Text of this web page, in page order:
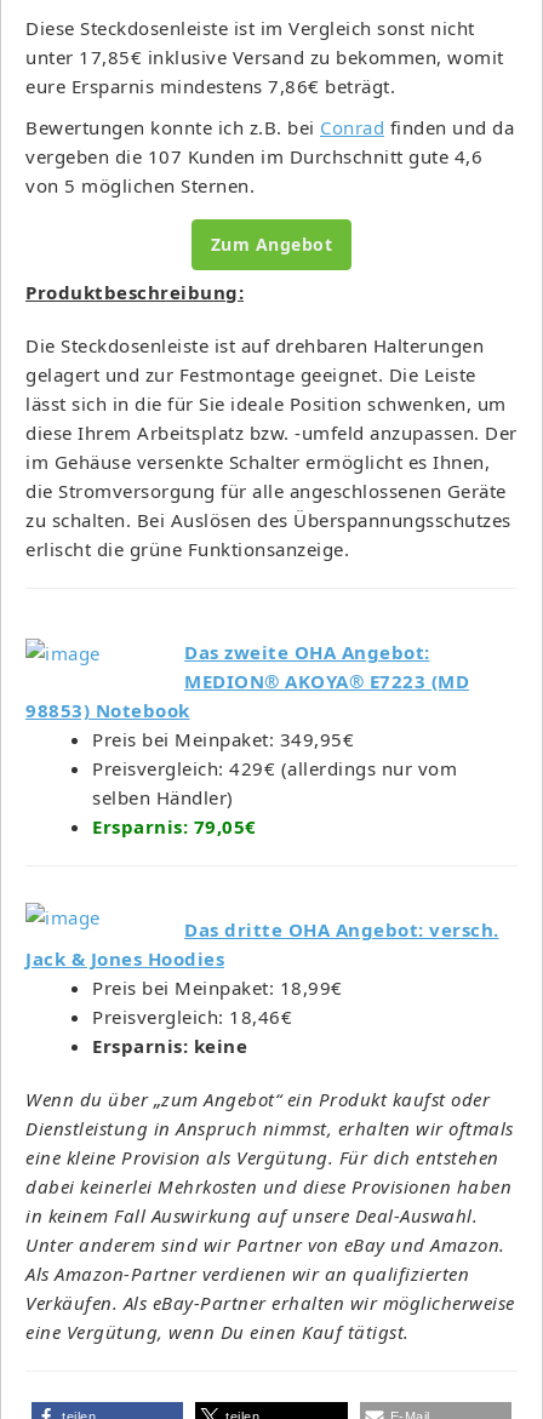
Diese Steckdosenleiste ist im Vergleich sonst nicht
unter 17,85€ inklusive Versand zu bekommen, womit
eure Ersparnis mindestens 7,86€ beträgt.
Bewertungen konnte ich z.B. bei Conrad finden und da
vergeben die 107 Kunden im Durchschnitt gute 4,6
von 5 möglichen Sternen.
Zum Angebot
Produktbeschreibung:
Die Steckdosenleiste ist auf drehbaren Halterungen
gelagert und zur Festmontage geeignet. Die Leiste
lässt sich in die für Sie ideale Position schwenken, um
diese Ihrem Arbeitsplatz bzw. -umfeld anzupassen. Der
im Gehäuse versenkte Schalter ermöglicht es Ihnen,
die Stromversorgung für alle angeschlossenen Geräte
zu schalten. Bei Auslösen des Überspannungsschutzes
erlischt die grüne Funktionsanzeige.
Das zweite OHA Angebot:
MEDION® AKOYA® E7223 (MD
98853) Notebook
Preis bei Meinpaket: 349,95€
Preisvergleich: 429€ (allerdings nur vom
selben Händler)
Ersparnis: 79,05€
Das dritte OHA Angebot: versch.
Jack & Jones Hoodies
Preis bei Meinpaket: 18,99€
Preisvergleich: 18,46€
Ersparnis: keine
Wenn du über „zum Angebot“ ein Produkt kaufst oder
Dienstleistung in Anspruch nimmst, erhalten wir oftmals
eine kleine Provision als Vergütung. Für dich entstehen
dabei keinerlei Mehrkosten und diese Provisionen haben
in keinem Fall Auswirkung auf unsere Deal-Auswahl.
Unter anderem sind wir Partner von eBay und Amazon.
Als Amazon-Partner verdienen wir an qualifizierten
Verkäufen. Als eBay-Partner erhalten wir möglicherweise
eine Vergütung, wenn Du einen Kauf tätigst.